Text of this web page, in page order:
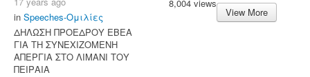
in Speeches-Ομιλίες
ΔΗΛΩΣΗ ΠΡΟΕΔΡΟΥ ΕΒΕΑ
ΓΙΑ ΤΗ ΣΥΝΕΧΙΖΟΜΕΝΗ
ΑΠΕΡΓΙΑ ΣΤΟ ΛΙΜΑΝΙ ΤΟΥ
ΠΕΙΡΑΙΑ
8,004 views
View More